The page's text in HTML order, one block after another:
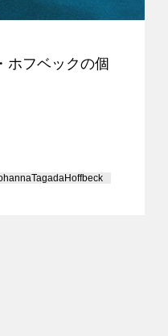
ホフベックの個